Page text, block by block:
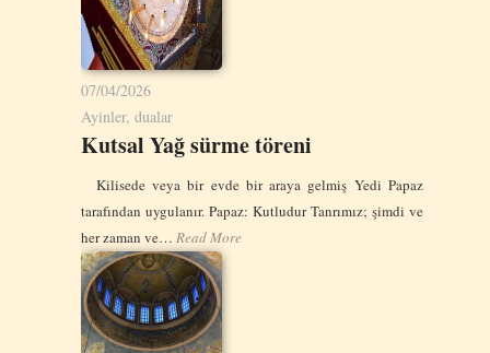
07/04/2026
Ayinler, dualar
Kutsal Yağ sürme töreni
Kilisede veya bir evde bir araya gelmiş Yedi Papaz
tarafından uygulanır. Papaz: Kutludur Tanrımız; şimdi ve
her zaman ve… Read More